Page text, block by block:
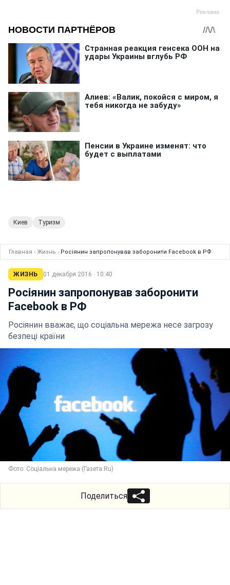
Киев Туризм
Главная › Жизнь › Росіянин запропонував заборонити Facebook в РФ
ЖИЗНЬ 01 декабря 2016 · 10:40
Росіянин запропонував заборонити
Facebook в РФ
Росіянин вважає, що соціальна мережа несе загрозу
безпеці країни
Фото: Соціальна мережа (Газета.Ru)
Поделиться